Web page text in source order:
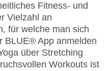
pro Aufenthalt
international,
Gerichte: ohne
& Reservierung
wetterabhängig,
Fitness- und
Vielzahl an
für welche man sich
BLUE® App anmelden
über Stretching
Workouts ist